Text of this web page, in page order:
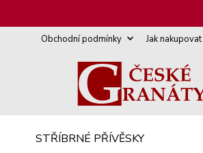
Obchodní podmínky Jak nakupovat
STŘÍBRNÉ PŘÍVĚSKY